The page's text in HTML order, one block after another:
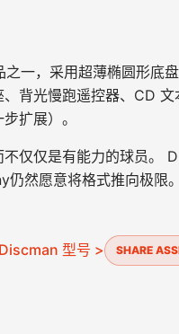
一，采用超薄椭圆形底
背光慢跑遥控器、CD
扩展）。
仅仅是有能力的球员。
然愿意将格式推向极限。
型号 > SHARE